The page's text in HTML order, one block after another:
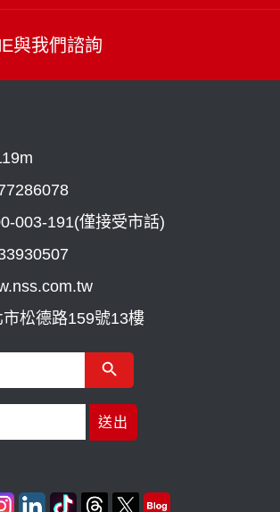
與我們諮詢
003-191(僅接受市話)
松德路159號13樓
Search Button